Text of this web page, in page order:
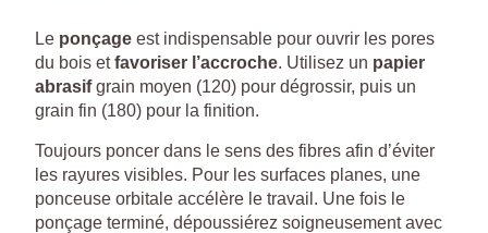
Le ponçage est indispensable pour ouvrir les pores
du bois etfavoriser l’accroche. Utilisez un papier
abrasifgrain moyen (120) pour dégrossir, puis un
grain fin (180) pour la finition.
Toujours poncer dans le sens des fibres afin d’éviter
les rayures visibles. Pour les surfaces planes, une
ponceuse orbitale accélère le travail. Une fois le
ponçage terminé, dépoussiérez soigneusement avec